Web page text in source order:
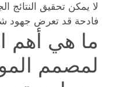
لا يمكن تحقيق النتائج
فادحة قد تعرض جهود
ما هي أهم
لمصمم